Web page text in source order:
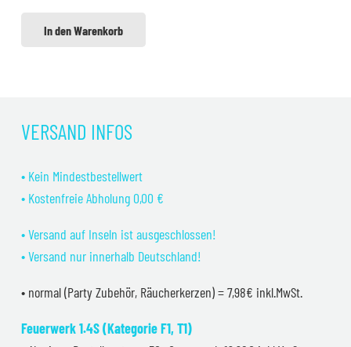
In den Warenkorb
VERSAND INFOS
• Kein Mindestbestellwert
• Kostenfreie Abholung 0,00 €
• Versand auf Inseln ist ausgeschlossen!
• Versand nur innerhalb Deutschland!
• normal (Party Zubehör, Räucherkerzen) = 7,98€ inkl.MwSt.
Feuerwerk 1.4S (Kategorie F1, T1)